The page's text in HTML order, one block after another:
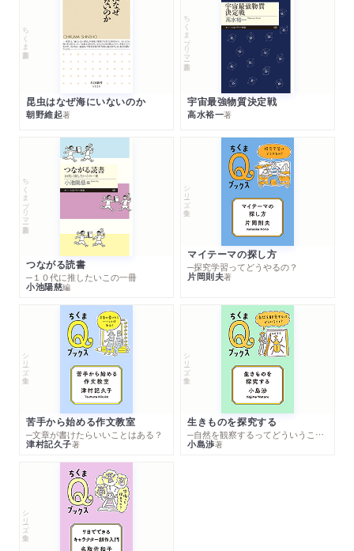
ちくま新書
昆虫はなぜ海にいないのか
朝野維起著
ちくまプリマー新書
宇宙最強物質決定戦
高水裕一著
ちくまプリマー新書
つながる読書
─１０代に推したいこの一冊
小池陽慈編
シリーズ・全集
マイテーマの探し方
─探究学習ってどうやるの？
片岡則夫著
シリーズ・全集
苦手から始める作文教室
─文章が書けたらいいことはある？
津村記久子著
シリーズ・全集
生きものを探究する
─自然を観察するってどういうこと？
小島渉著
シリーズ・全集